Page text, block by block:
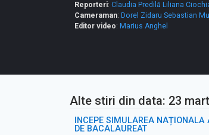
Reporteri: Claudia Predilă Liliana
Cameraman: Dorel Zidaru Sebastian
Editor video: Marius Anghel
Alte stiri din data: 23
ÎNCEPE SIMULAREA NAȚIONALĂ
DE BACALAUREAT